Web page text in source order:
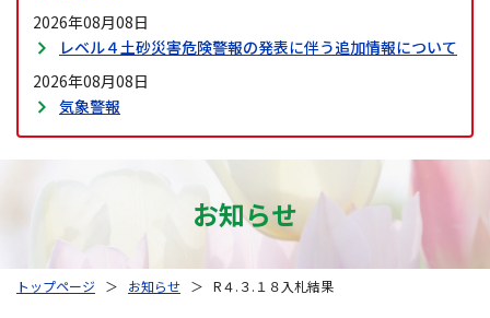
2026年08月08日
レベル４土砂災害危険警報の発表に伴う追加情報について
2026年08月08日
気象警報
お知らせ
トップページ ＞ お知らせ ＞ R４.３.１８入札結果